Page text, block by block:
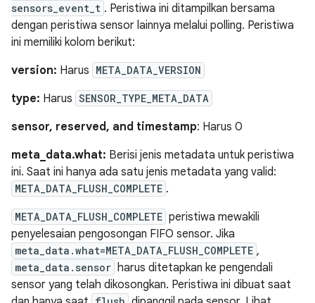
sensors_event_t . Peristiwa ini ditampilkan bersama
dengan peristiwa sensor lainnya melalui polling. Peristiwa
ini memiliki kolom berikut:
version: Harus META_DATA_VERSION
type: Harus SENSOR_TYPE_META_DATA
sensor, reserved, and timestamp: Harus 0
meta_data.what: Berisi jenis metadata untuk peristiwa
ini. Saat ini hanya ada satu jenis metadata yang valid:
META_DATA_FLUSH_COMPLETE .
META_DATA_FLUSH_COMPLETE peristiwa mewakili
penyelesaian pengosongan FIFO sensor. Jika
meta_data.what=META_DATA_FLUSH_COMPLETE ,
meta_data.sensor harus ditetapkan ke pengendali
sensor yang telah dikosongkan. Peristiwa ini dibuat saat